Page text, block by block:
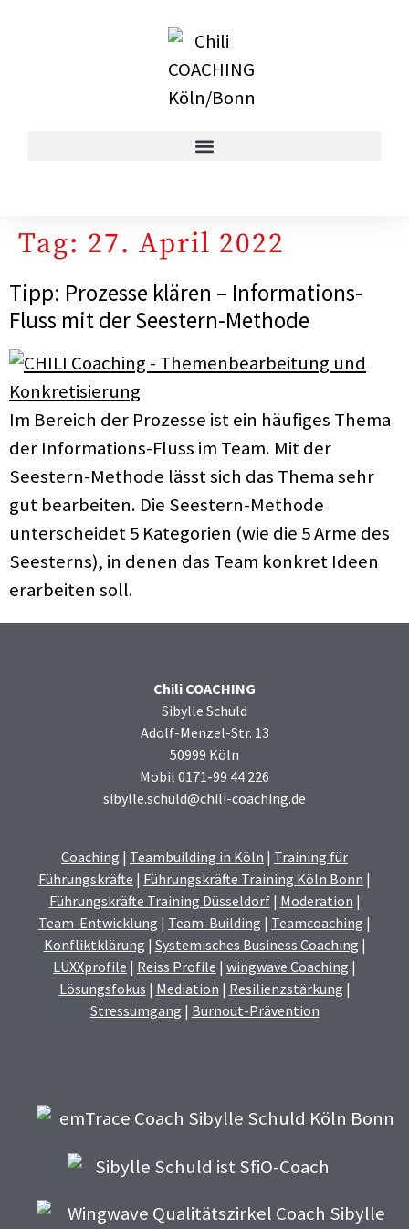
Tag: 27. April 2022
Tipp: Prozesse klären – Informations-
Fluss mit der Seestern-Methode
Im Bereich der Prozesse ist ein häufiges Thema
der Informations-Fluss im Team. Mit der
Seestern-Methode lässt sich das Thema sehr
gut bearbeiten. Die Seestern-Methode
unterscheidet 5 Kategorien (wie die 5 Arme des
Seesterns), in denen das Team konkret Ideen
erarbeiten soll.
Chili COACHING
Sibylle Schuld
Adolf-Menzel-Str. 13
50999 Köln
Mobil 0171-99 44 226
sibylle.schuld@chili-coaching.de
Coaching | Teambuilding in Köln | Training für
Führungskräfte | Führungskräfte Training Köln Bonn |
Führungskräfte Training Düsseldorf| Moderation |
Team-Entwicklung | Team-Building | Teamcoaching |
Konfliktklärung | Systemisches Business Coaching |
LUXXprofile | Reiss Profile | wingwave Coaching |
Lösungsfokus | Mediation | Resilienzstärkung |
Stressumgang | Burnout-Prävention